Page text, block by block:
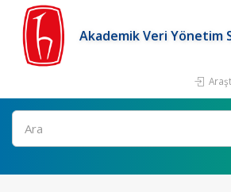
Akademik Veri Yönetim
Ara